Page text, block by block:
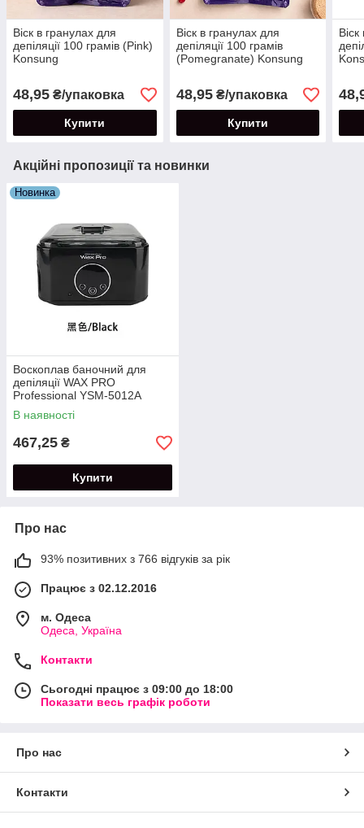
Віск в гранулах для
депіляції 100 грамів (Pink)
Konsung
48,95 ₴/упаковка
Купити
Віск в гранулах для
депіляції 100 грамів
(Pomegranate) Konsung
48,95₴/упаковка
Купити
Акційні пропозиції та новинки
Новинка
Воскоплав баночний для
депіляції WAX PRO
Professional YSM-5012A
потужністю 100 Вт.
В наявності
467,25 ₴
Купити
Про нас
93% позитивних з 766 відгуків за рік
Працює з 02.12.2016
м. Одеса
Одеса, Україна
Контакти
Сьогодні працює з 09:00 до 18:00
Показати весь графік роботи
Про нас
Контакти